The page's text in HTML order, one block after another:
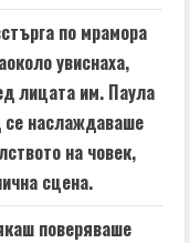
по мрамора
увиснаха,
лицата им. Паула
наслаждаваше
на човек,
сцена.
поверяваше